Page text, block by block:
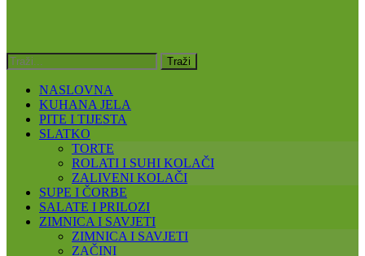
NASLOVNA
KUHANA JELA
PITE I TIJESTA
SLATKO
TORTE
ROLATI I SUHI KOLAČI
ZALIVENI KOLAČI
SUPE I ČORBE
SALATE I PRILOZI
ZIMNICA I SAVJETI
ZIMNICA I SAVJETI
ZAČINI